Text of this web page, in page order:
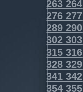
263 264
276 277
289 290
302 303
315 316
328 329
341 342
354 355